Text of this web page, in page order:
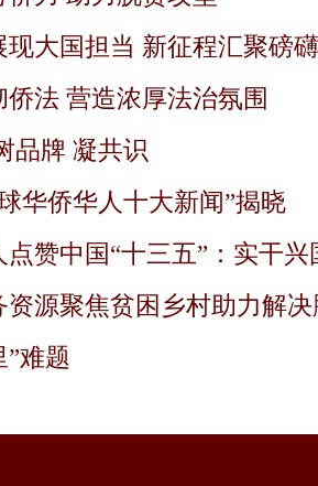
现大国担当 新征程汇聚磅
侨法 营造浓厚法治氛围
品牌 凝共识
华侨华人十大新闻”揭晓
点赞中国“十三五”：实干
资源聚焦贫困乡村助力解
”难题